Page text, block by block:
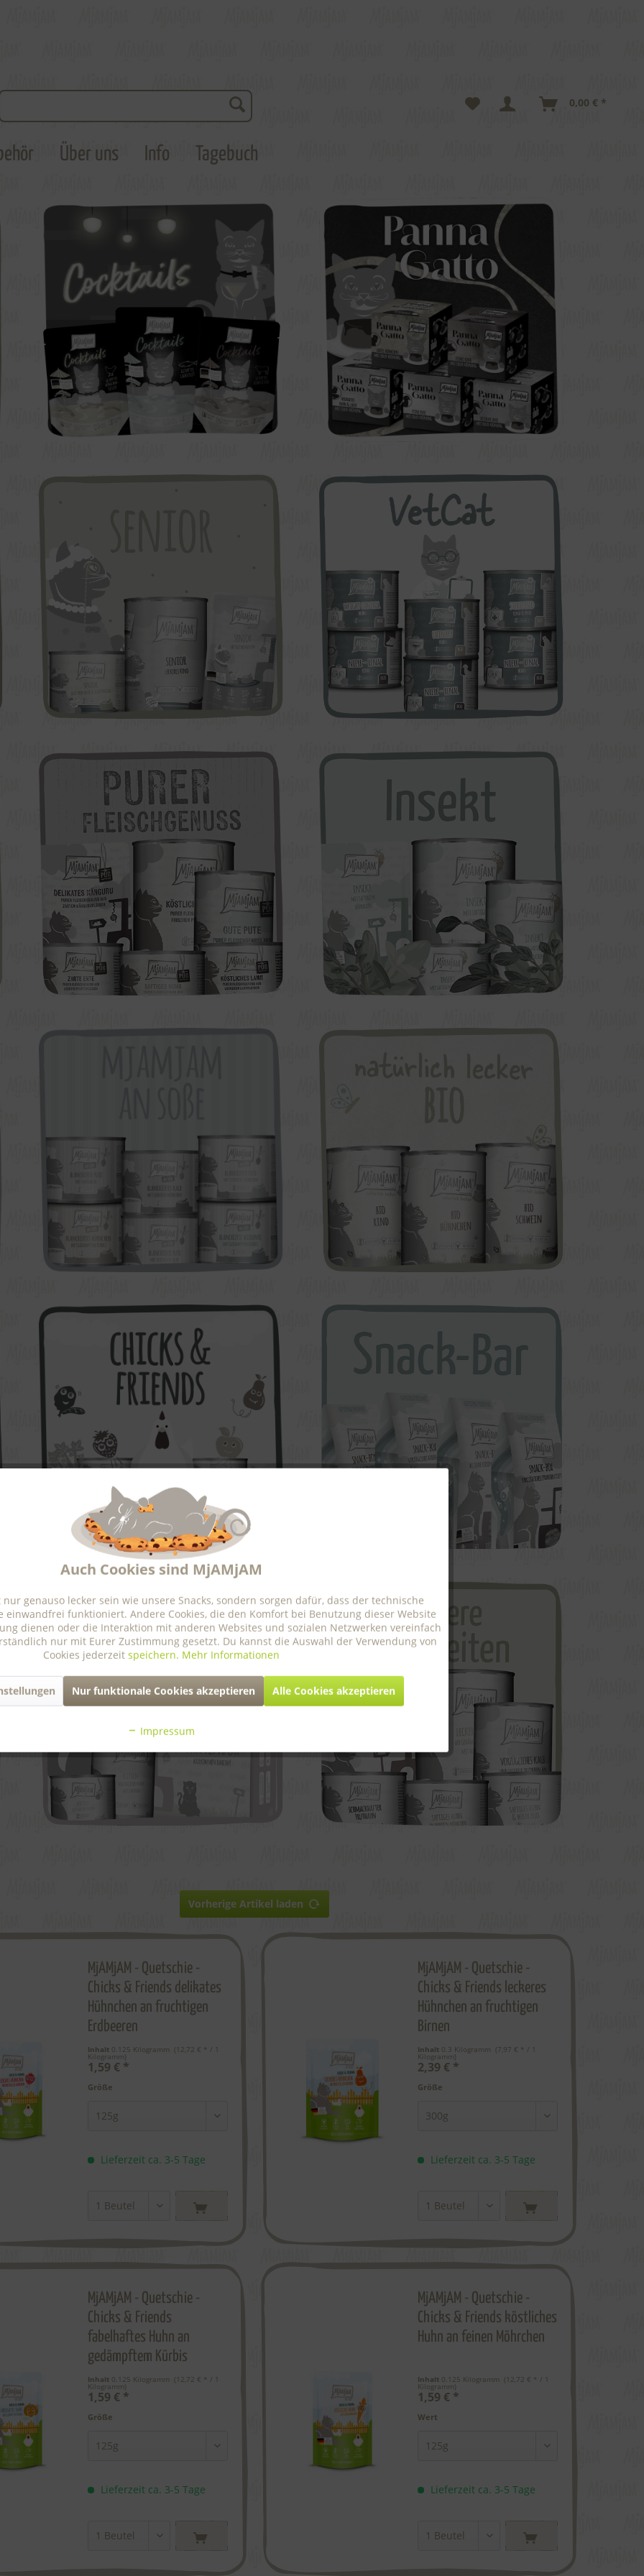
0,00 € *
Über uns Info Tagebuch
Vorherige Artikel laden
MjAMjAM - Quetschie -
Chicks & Friends delikates
Hühnchen an fruchtigen
Erdbeeren
Inhalt 0.125 Kilogramm (12,72 € * / 1
Kilogramm)
1,59 € *
Größe
Lieferzeit ca. 3-5 Tage
MjAMjAM - Quetschie -
Chicks & Friends leckeres
Hühnchen an fruchtigen
Birnen
Inhalt 0.3 Kilogramm (7,97 € * / 1
Kilogramm)
2,39 € *
Größe
Lieferzeit ca. 3-5 Tage
MjAMjAM - Quetschie -
Chicks & Friends
fabelhaftes Huhn an
gedämpftem Kürbis
Inhalt 0.125 Kilogramm (12,72 € * / 1
Kilogramm)
1,59 € *
Größe
Lieferzeit ca. 3-5 Tage
MjAMjAM - Quetschie -
Chicks & Friends köstliches
Huhn an feinen Möhrchen
Inhalt 0.125 Kilogramm (12,72 € * / 1
Kilogramm)
1,59 € *
Wert
Lieferzeit ca. 3-5 Tage
Aktiv
Aktiv
Auch Cookies sind MjAMjAM
nur genauso lecker sein wie unsere Snacks, sondern sorgen dafür, dass der technische
einwandfrei funktioniert. Andere Cookies, die den Komfort bei Benutzung dieser Website
dienen oder die Interaktion mit anderen Websites und sozialen Netzwerken vereinfach
nur mit Eurer Zustimmung gesetzt. Du kannst die Auswahl der Verwendung von
Cookies jederzeit speichern. Mehr Informationen
Nur funktionale Cookies akzeptieren Alle Cookies akzeptieren
Impressum